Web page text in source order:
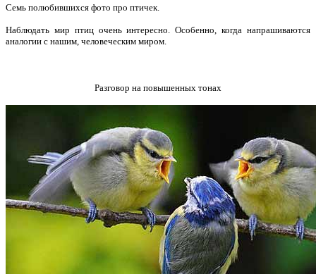
Семь полюбившихся фото про птичек.
Наблюдать мир птиц очень интересно. Особенно, когда напрашиваются
аналогии с нашим, человеческим миром.
Разговор на повышенных тонах